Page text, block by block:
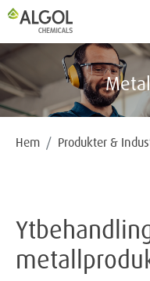
Hem Produkter &